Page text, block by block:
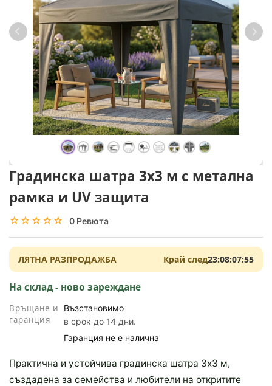
Градинска шатра 3x3 м с метална
рамка и UV защита
☆☆☆☆☆
★★★★★ 0 Ревюта
ЛЯТНА РАЗПРОДАЖБА Край след23:08:07:54
На склад - ново зареждане
Връщане и
гаранция
Възстановимо
в срок до 14 дни.
Гаранция не е налична
Практична и устойчива градинска шатра 3x3 м,
създадена за семейства и любители на откритите